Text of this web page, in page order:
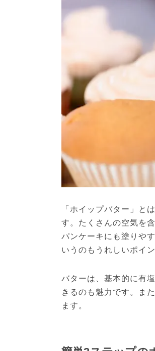
「ホイップバター」と
す。たくさんの空気を
パンケーキにも塗りや
バターは、基本的に有
きるのも魅力です。ま
ます。